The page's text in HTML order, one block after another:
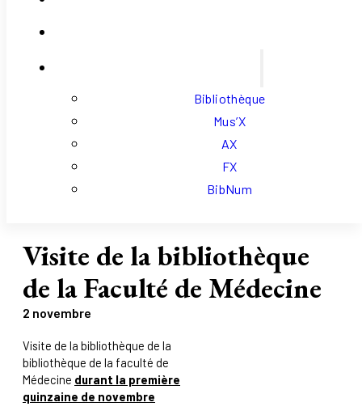
Bibliothèque
Mus’X
AX
FX
BibNum
Visite de la bibliothèque
de la Faculté de Médecine
2 novembre
Visite de la bibliothèque de la
bibliothèque de la faculté de
Médecine durant la première
quinzaine de novembre